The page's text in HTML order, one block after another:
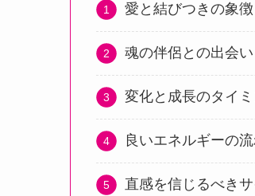
愛と結びつきの象徴
魂の伴侶との出会い
変化と成長のタイ
良いエネルギーの
直感を信じるべき